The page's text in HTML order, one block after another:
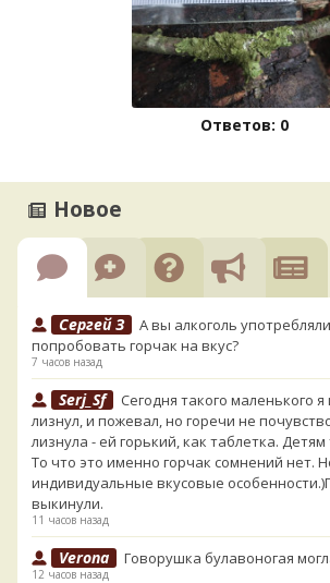
Ответов: 0
Новое
Сергей З
А вы алкоголь
попробовать горчак на вкус?
7 часов назад
Serj_Sf
Сегодня такого маленького
лизнул, и пожевал, но горечи не
лизнула - ей горький, как таблетка.
То что это именно горчак сомнений нет.
индивидуальные вкусовые
выкинули.
11 часов назад
Verona Говорушка булавоногая
12 часов назад